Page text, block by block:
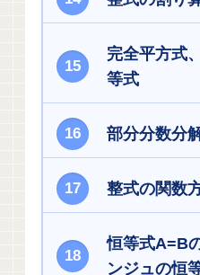
完全平方式
等式
部分分数分
整式の関数
恒等式A=B
ンジュの恒